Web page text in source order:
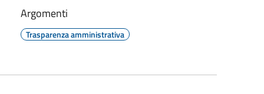
Argomenti
Trasparenza amministrativa